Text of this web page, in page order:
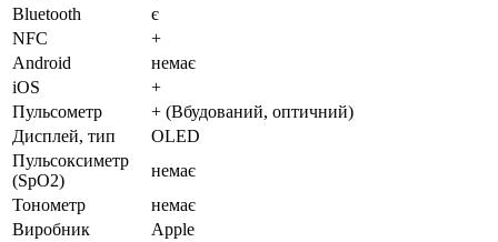
Bluetooth
є
NFC
+
Android
немає
iOS
+
Пульсометр
+ (Вбудований, оптичний)
Дисплей, тип
OLED
Пульсоксиметр
(SpO2)
немає
Тонометр
немає
Виробник
Apple